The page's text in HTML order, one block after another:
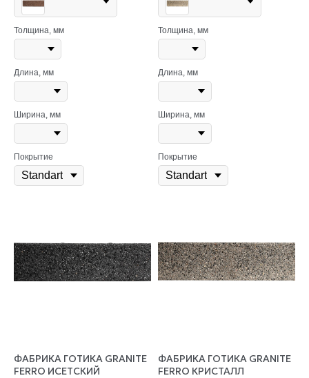
Толщина, мм
Длина, мм
Ширина, мм
Покрытие
Толщина, мм
Длина, мм
Ширина, мм
Покрытие
ФАБРИКА ГОТИКА GRANITE
FERRO ИСЕТСКИЙ
ФАБРИКА ГОТИКА GRANITE
FERRO КРИСТАЛЛ